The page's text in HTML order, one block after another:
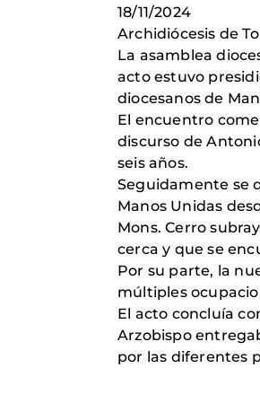
18/11/2024
Archidiócesis de
La asamblea
acto estuvo
diocesanos de
El encuentro
discurso de
seis años.
Seguidamente se
Manos Unidas
Mons. Cerro
cerca y que se
Por su parte, la
múltiples
El acto concluía
Arzobispo
por las diferentes